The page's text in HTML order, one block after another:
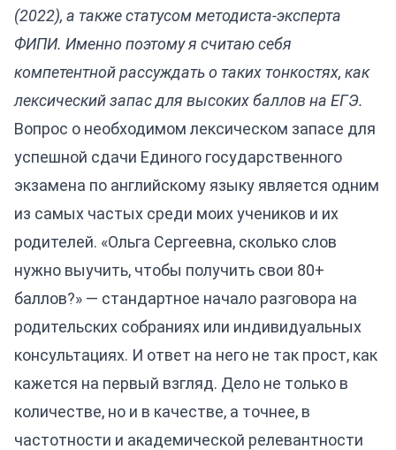
(2022), а также статусом методиста-эксперта
ФИПИ. Именно поэтому я считаю себя
компетентной рассуждать о таких тонкостях, как
лексический запас для высоких баллов на ЕГЭ.
Вопрос о необходимом лексическом запасе для
успешной сдачи Единого государственного
экзамена по английскому языку является одним
из самых частых среди моих учеников и их
родителей. «Ольга Сергеевна, сколько слов
нужно выучить, чтобы получить свои 80+
баллов?» — стандартное начало разговора на
родительских собраниях или индивидуальных
консультациях. И ответ на него не так прост, как
кажется на первый взгляд. Дело не только в
количестве, но и в качестве, а точнее, в
частотности и академической релевантности